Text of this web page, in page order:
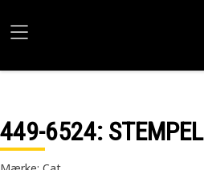
449-6524: STEMPEL